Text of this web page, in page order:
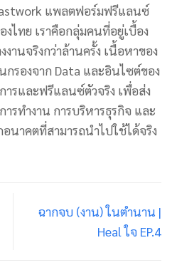
แพลตฟอร์มฟรีแลนซ์
ไทย เราคือกลุ่มคนที่อยู่เบื้อง
งานจริงกว่าล้านครั้ง เนื้อหาของ
กรองจาก Data และอินไซต์ของ
ารและฟรีแลนซ์ตัวจริง เพื่อส่ง
รทำงาน การบริหารธุรกิจ และ
นาคตที่สามารถนำไปใช้ได้จริง
ฉากจบ (งาน) ในตำนาน |
Heal ใจ EP.4